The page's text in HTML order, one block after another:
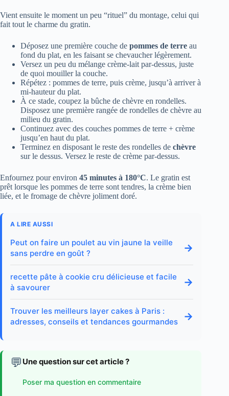
Vient ensuite le moment un peu “rituel” du montage, celui qui
fait tout le charme du gratin.
Déposez une première couche de pommes de terre au
fond du plat, en les faisant se chevaucher légèrement.
Versez un peu du mélange crème-lait par-dessus, juste
de quoi mouiller la couche.
Répétez : pommes de terre, puis crème, jusqu’à arriver à
mi-hauteur du plat.
À ce stade, coupez la bûche de chèvre en rondelles.
Disposez une première rangée de rondelles de chèvre au
milieu du gratin.
Continuez avec des couches pommes de terre + crème
jusqu’en haut du plat.
Terminez en disposant le reste des rondelles de chèvre
sur le dessus. Versez le reste de crème par-dessus.
Enfournez pour environ 45 minutes à 180°C. Le gratin est
prêt lorsque les pommes de terre sont tendres, la crème bien
liée, et le fromage de chèvre joliment doré.
A LIRE AUSSI
Peut on faire un poulet au vin jaune la veille
sans perdre en goût ?
→
recette pâte à cookie cru délicieuse et facile
à savourer
→
Trouver les meilleurs layer cakes à Paris :
adresses, conseils et tendances gourmandes
→
💬 Une question sur cet article ?
Poser ma question en commentaire